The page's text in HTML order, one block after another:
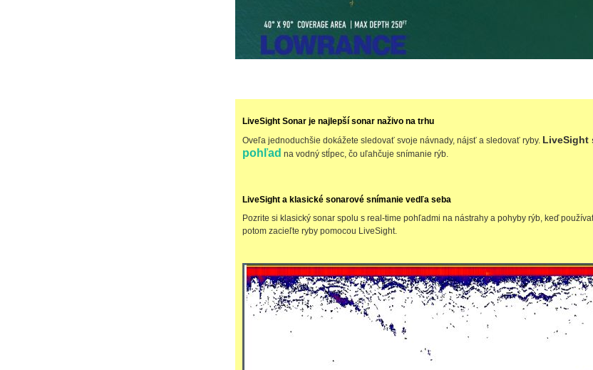
LiveSight Sonar je najlepší sonar naživo na trhu
Oveľa jednoduchšie dokážete sledovať svoje návnady, nájsť a sledovať ryby. LiveSight
pohľad na vodný stĺpec, čo uľahčuje snímanie rýb.
LiveSight a klasické sonarové snímanie vedľa seba
Pozrite si klasický sonar spolu s real-time pohľadmi na nástrahy a pohyby rýb, keď
potom zacieľte ryby pomocou LiveSight.